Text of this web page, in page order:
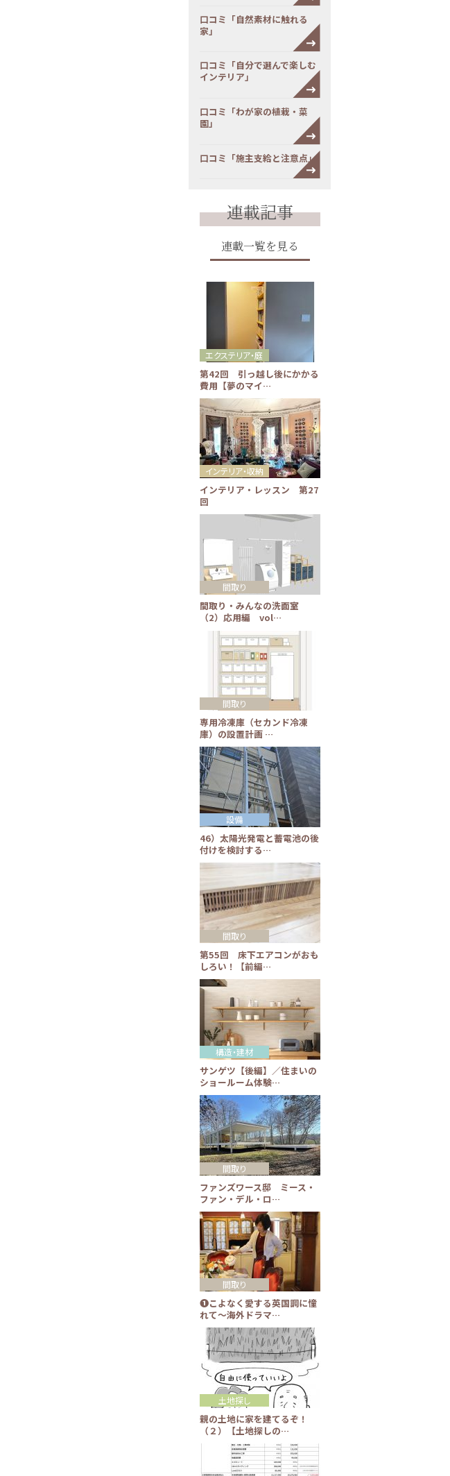
口コミ「自然素材に触れる
家」
口コミ「自分で選んで楽しむ
インテリア」
口コミ「わが家の植栽・菜
園」
口コミ「施主支給と注意点」
連載記事
連載一覧を見る
第42回 引っ越し後にかかる
費用【夢のマイ…
エクステリア・庭
インテリア・レッスン 第27
回
インテリア・収納
間取り・みんなの洗面室
（2）応用編 vol…
間取り
専用冷凍庫（セカンド冷凍
庫）の設置計画 …
間取り
46）太陽光発電と蓄電池の後
付けを検討する…
設備
第55回 床下エアコンがおも
しろい！【前編…
間取り
サンゲツ【後編】／住まいの
ショールーム体験…
構造・建材
ファンズワース邸 ミース・
ファン・デル・ロ…
間取り
❶こよなく愛する英国調に憧
れて～海外ドラマ…
間取り
親の土地に家を建てるぞ！
（２）【土地探しの…
土地探し